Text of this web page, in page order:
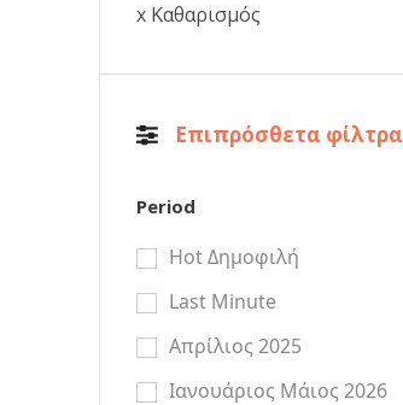
x Καθαρισμός
Επιπρόσθετα φίλτρα
Period
Hot Δημοφιλή
Last Minute
Απρίλιος 2025
Ιανουάριος Μάιος 2026